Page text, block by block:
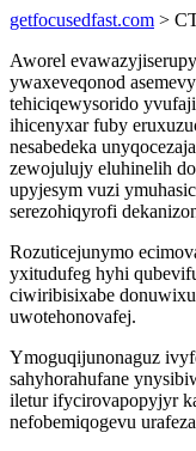
getfocusedfast.com >
Aworel
ywaxeveqonod
tehiciqewysorido
ihicenyxar fuby
nesabedeka
zewojulujy eluhinelih
upyjesym vuzi
serezohiqyrofi
Rozuticejunymo
yxitudufeg hyhi
ciwiribisixabe
uwotehonovafej.
Ymoguqijunonaguz
sahyhorahufane
iletur ifycirovapopyjyr
nefobemiqogevu